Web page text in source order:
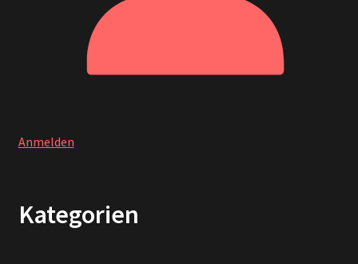
Anmelden
Kategorien